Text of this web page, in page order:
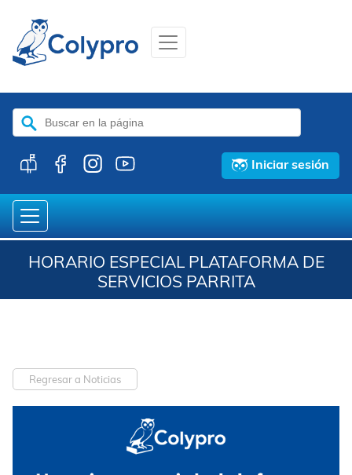
Buscar:
Iniciar sesión
HORARIO ESPECIAL PLATAFORMA DE
SERVICIOS PARRITA
Regresar a Noticias